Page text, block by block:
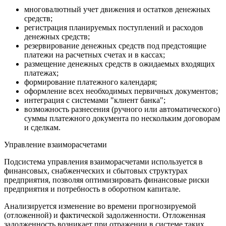
многовалютный учет движения и остатков денежных
средств;
регистрация планируемых поступлений и расходов
денежных средств;
резервирование денежных средств под предстоящие
платежи на расчетных счетах и в кассах;
размещение денежных средств в ожидаемых входящих
платежах;
формирование платежного календаря;
оформление всех необходимых первичных документов;
интеграция с системами "клиент банка";
возможность разнесения (ручного или автоматического)
суммы платежного документа по нескольким договорам
и сделкам.
Управление взаиморасчетами
Подсистема управления взаиморасчетами используется в
финансовых, снабженческих и сбытовых структурах
предприятия, позволяя оптимизировать финансовые риски
предприятия и потребность в оборотном капитале.
Анализируется изменение во времени прогнозируемой
(отложенной) и фактической задолженности. Отложенная
задолженность возникает при отражении в системе таких